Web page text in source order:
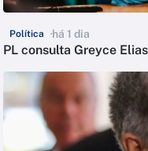
Política há 1 dia
PL consulta Greyce